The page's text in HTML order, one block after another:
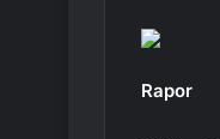
Rapor